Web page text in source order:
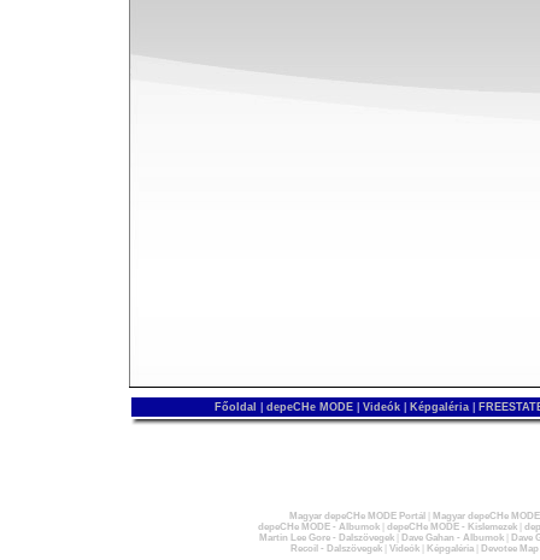
Főoldal depeCHe MODE Videók Képgaléria
Magyar depeCHe MODE Portál
Magyar depeCHe
depeCHe MODE - Albumok| depeCHe MODE - Kislemezek|
Martin Lee Gore - Dalszövegek| Dave Gahan - Albumok|
Dave
Recoil - Dalszövegek| Videók| Képgaléria| Devotee Map